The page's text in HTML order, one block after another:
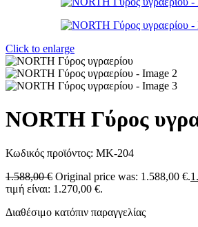
Click to enlarge
NORTH Γύρος
Κωδικός προϊόντος: MK-204
1.588,00€ Original price was: 1.588,00 €.
τιμή είναι: 1.270,00 €.
Διαθέσιμο κατόπιν παραγγελίας